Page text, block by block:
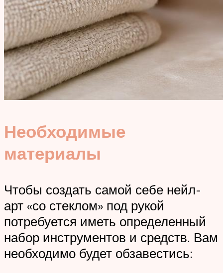
Необходимые
материалы
Чтобы создать самой себе нейл-
арт «со стеклом» под рукой
потребуется иметь определенный
набор инструментов и средств. Вам
необходимо будет обзавестись: